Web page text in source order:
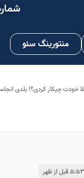
شماره های
منتورینگ سئو
خودت چیکار کردی؟! بلدی